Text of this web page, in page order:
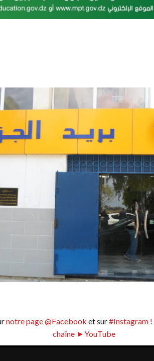
notre page @Facebook et sur#Instagram !
chaîne ►YouTube